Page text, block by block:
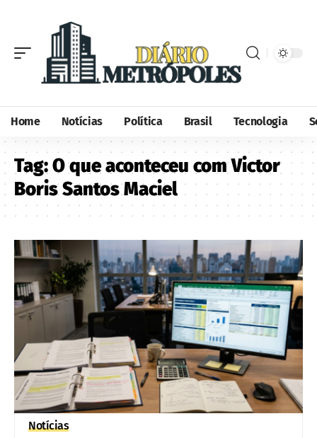
Home Notícias Política Brasil Tecnologia
Tag:O que aconteceu com Victor
Boris Santos Maciel
Notícias